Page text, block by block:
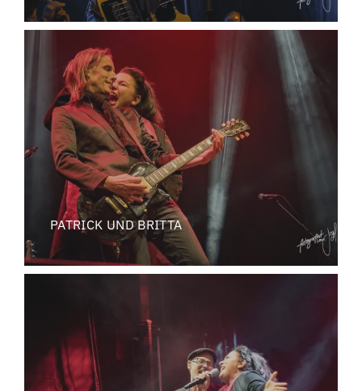
PATRICK UND BRITTA